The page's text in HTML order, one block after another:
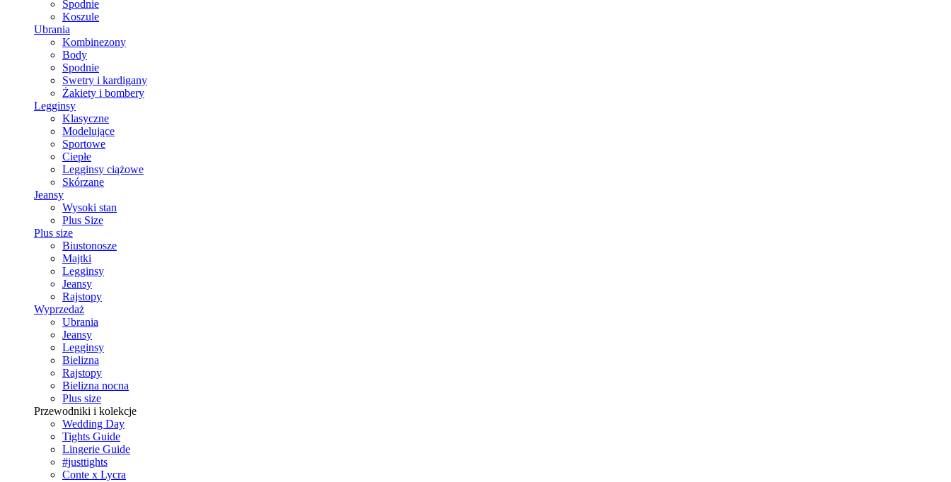
Spodnie
Koszule
Ubrania
Kombinezony
Body
Spodnie
Swetry i kardigany
Żakiety i bombery
Legginsy
Klasyczne
Modelujące
Sportowe
Ciepłe
Legginsy ciążowe
Skórzane
Jeansy
Wysoki stan
Plus Size
Plus size
Biustonosze
Majtki
Legginsy
Jeansy
Rajstopy
Wyprzedaż
Ubrania
Jeansy
Legginsy
Bielizna
Rajstopy
Bielizna nocna
Plus size
Przewodniki i kolekcje
Wedding Day
Tights Guide
Lingerie Guide
#justtights
Conte x Lycra